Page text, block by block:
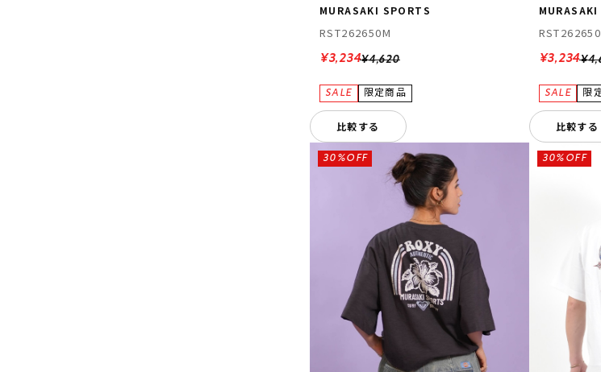
MURASAKI SPORTS
RST262650M
¥4,620
¥3,234
比較する
¥3,234
比較する
30%OFF 30%OFF